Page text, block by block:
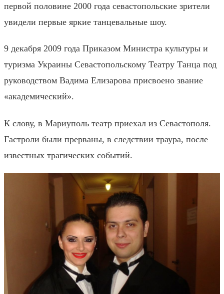
первой половине 2000 года севастопольские зрители
увидели первые яркие танцевальные шоу.
9 декабря 2009 года Приказом Министра культуры и
туризма Украины Севастопольскому Театру Танца под
руководством Вадима Елизарова присвоено звание
«академический».
К слову, в Мариуполь театр приехал из Севастополя.
Гастроли были прерваны, в следствии траура, после
известных трагических событий.